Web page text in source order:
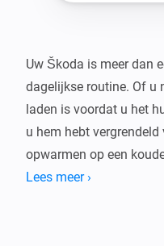
Uw Škoda is meer dan
dagelijkse routine. Of u
laden is voordat u het
u hem hebt
opwarmen op een
te gaan, deze app
Lees meer ›